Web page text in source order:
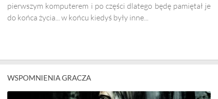
pierwszym komputerem i po części dlatego będę pamiętał je
do końca życia... w końcu kiedyś były inne...
WSPOMNIENIA GRACZA